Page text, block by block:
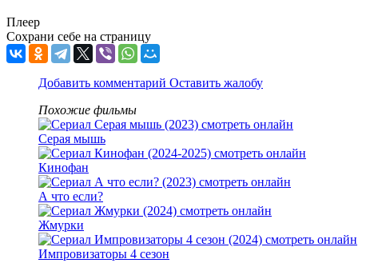
Плеер
Сохрани себе на страницу
Добавить комментарий Оставить жалобу
Похожие фильмы
Серая мышь
Кинофан
А что если?
Жмурки
Импровизаторы 4 сезон